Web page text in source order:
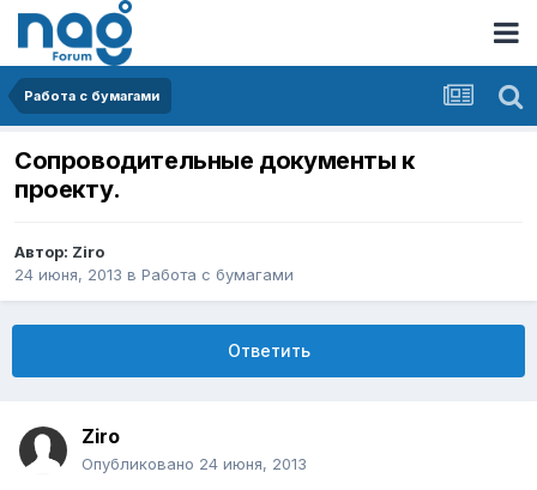
Работа с бумагами
Сопроводительные документы к
проекту.
Автор: Ziro
24 июня, 2013 в Работа с бумагами
Ответить
Ziro
Опубликовано 24 июня, 2013